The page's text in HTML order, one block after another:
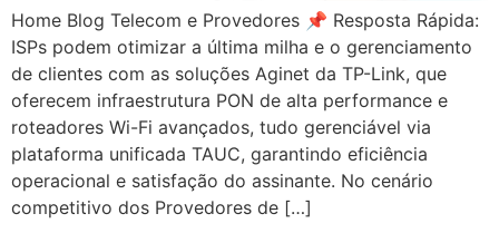
Home Blog Telecom e Provedores 📌 Resposta Rápida:
ISPs podem otimizar a última milha e o gerenciamento
de clientes com as soluções Aginet da TP-Link, que
oferecem infraestrutura PON de alta performance e
roteadores Wi-Fi avançados, tudo gerenciável via
plataforma unificada TAUC, garantindo eficiência
operacional e satisfação do assinante. No cenário
competitivo dos Provedores de […]